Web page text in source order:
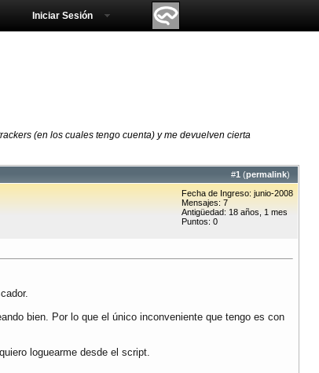
Iniciar Sesión
(en los cuales tengo cuenta) y me devuelven cierta
#1 (permalink)
Fecha de Ingreso: junio-2008
Mensajes: 7
Antigüedad: 18 años, 1 mes
Puntos: 0
bien. Por lo que el único inconveniente que tengo es con
loguearme desde el script.